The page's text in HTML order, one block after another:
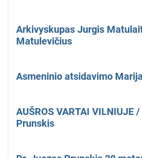
Arkivyskupas Jurgis
Matulevičius
Asmeninio atsidavimo
AUŠROS VARTAI VILNIUJE
Prunskis